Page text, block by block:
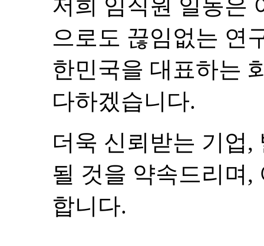
저희 임직원 일동은
으로도 끊임없는 연
한민국을 대표하는
다하겠습니다.
더욱 신뢰받는 기업
될 것을 약속드리며
합니다.